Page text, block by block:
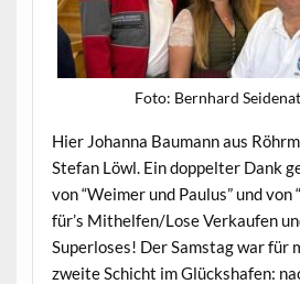
Foto: Bern­hard
Hier Johan­na Bau­mann aus
Ste­fan Löwl. Ein dop­pel­ter Dank
von “Weimer und Paulus” und von
für’s Mithelfen/Lose Verkaufen
Super­los­es! Der Sam­stag war für
zweite Schicht im Glück­shafen: